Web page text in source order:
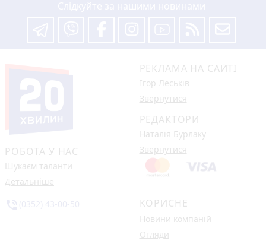
РОБОТА У НАС
Шукаєм таланти
Детальніше
РЕКЛАМА НА САЙТІ
Ігор Леськів
Звернутися
РЕДАКТОРИ
Наталія Бурлаку
Звернутися
КОРИСНЕ
Новини компаній
Огляди